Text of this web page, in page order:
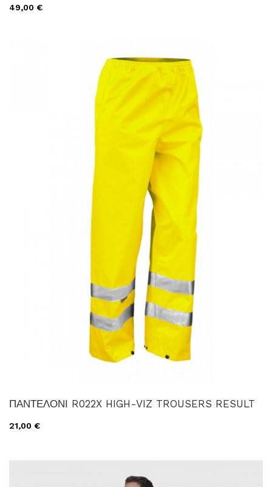
49,00 €
ΠΑΝΤΕΛΟΝΙ R022X HIGH-VIZ TROUSERS RESULT
21,00 €